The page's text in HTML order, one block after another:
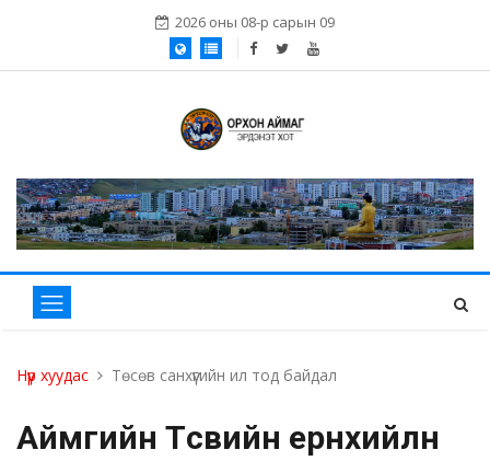
2026 оны 08-р сарын 09
Нүүр хуудас Төсөв санхүүгийн ил тод байдал
Аймгийн Төсвийн ерөнхийлөн